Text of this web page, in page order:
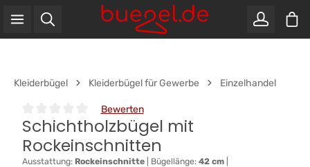
Zum Hauptinhalt springen
Kleiderbügel Kleiderbügel für Gewerbe Einzelhandel
Durchschnittliche Bewertung von 0 von 5 Sternen
Bewerten
Schichtholzbügel mit
Rockeinschnitten
Ausstattung: Rockeinschnitte Bügellänge: 42 cm